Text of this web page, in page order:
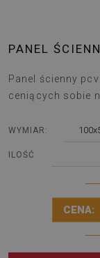
PANEL
Panel ścienny
ceniących sobie
WYMIAR:
ILOŚĆ
CENA: